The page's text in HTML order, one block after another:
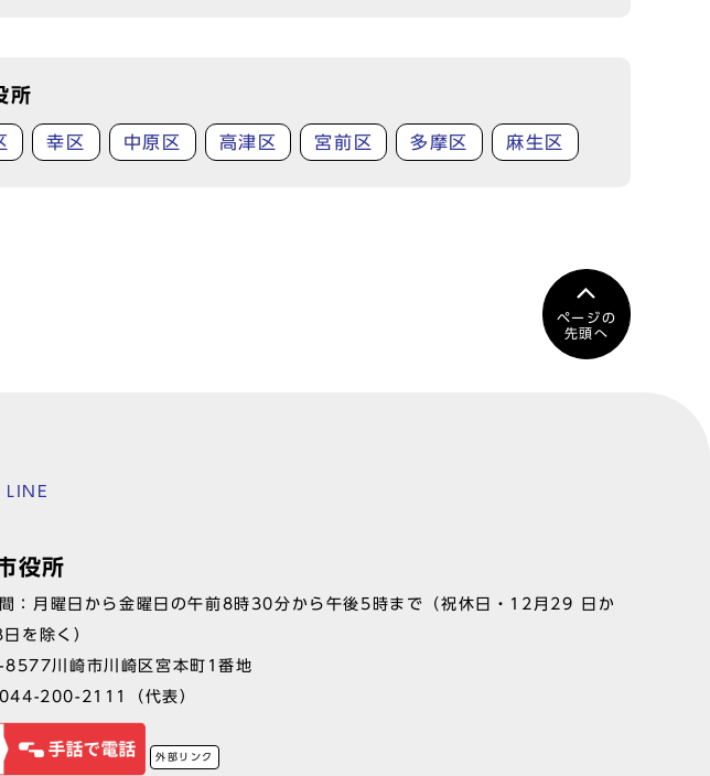
所
幸区 中原区 高津区 宮前区 多摩区 麻生区
ページの
先頭へ
LINE
役所
：月曜日から金曜日の午前8時30分から午後5時まで（祝休日・12月29 日か
を除く）
川崎市川崎区宮本町1番地
044-200-2111 （代表）
外部リンク